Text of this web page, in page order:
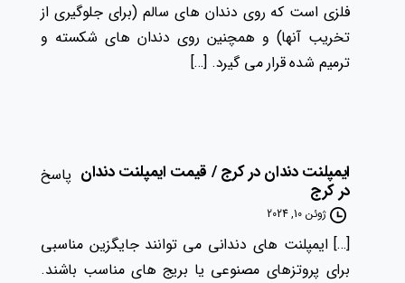
فلزی است که روی دندان های سالم (برای جلوگیری از
تخریب آنها) و همچنین روی دندان های شکسته و
ترمیم شده قرار می گیرد. […]
ایمپلنت دندان در کرج / قیمت ایمپلنت دندان
در کرج
پاسخ
ژوئن 10, 2024
[…] ایمپلنت های دندانی می توانند جایگزین مناسبی
برای پروتزهای مصنوعی یا بریج های مناسب باشند.